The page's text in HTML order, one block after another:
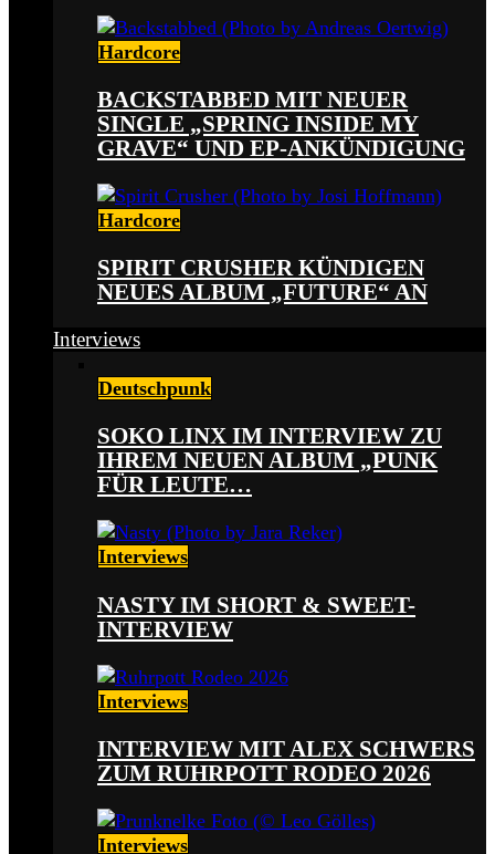
Hardcore
BACKSTABBED MIT NEUER
SINGLE „SPRING INSIDE MY
GRAVE“ UND EP-ANKÜNDIGUNG
Hardcore
SPIRIT CRUSHER KÜNDIGEN
NEUES ALBUM „FUTURE“ AN
Interviews
Deutschpunk
SOKO LINX IM INTERVIEW ZU
IHREM NEUEN ALBUM „PUNK
FÜR LEUTE…
Interviews
NASTY IM SHORT & SWEET-
INTERVIEW
Interviews
INTERVIEW MIT ALEX SCHWERS
ZUM RUHRPOTT RODEO 2026
Interviews